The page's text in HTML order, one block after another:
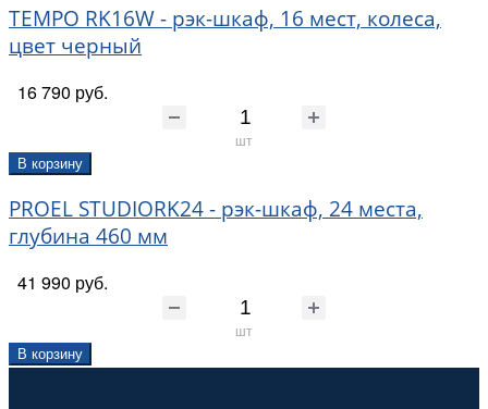
TEMPO RK16W - рэк-шкаф, 16 мест, колеса,
цвет черный
16 790 руб.
шт
В корзину
PROEL STUDIORK24 - рэк-шкаф, 24 места,
глубина 460 мм
41 990 руб.
шт
В корзину